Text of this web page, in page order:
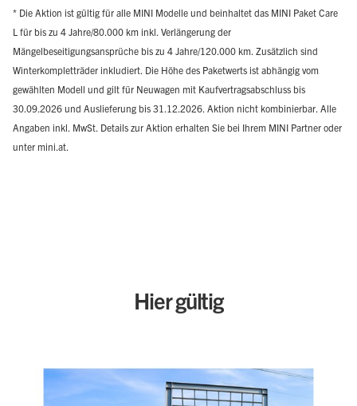
* Die Aktion ist gültig für alle MINI Modelle und beinhaltet das MINI Paket Care
L für bis zu 4 Jahre/80.000 km inkl. Verlängerung der
Mängelbeseitigungsansprüche bis zu 4 Jahre/120.000 km. Zusätzlich sind
Winterkompletträder inkludiert. Die Höhe des Paketwerts ist abhängig vom
gewählten Modell und gilt für Neuwagen mit Kaufvertragsabschluss bis
30.09.2026 und Auslieferung bis 31.12.2026. Aktion nicht kombinierbar. Alle
Angaben inkl. MwSt. Details zur Aktion erhalten Sie bei Ihrem MINI Partner oder
unter mini.at.
Hier gültig